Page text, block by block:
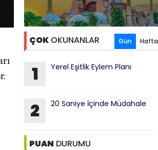
ÇOK OKUNANLAR Gün Hafta
1 Yerel Eşitlik Eylem Planı
2 20 Saniye İçinde Müdahale
PUAN DURUMU